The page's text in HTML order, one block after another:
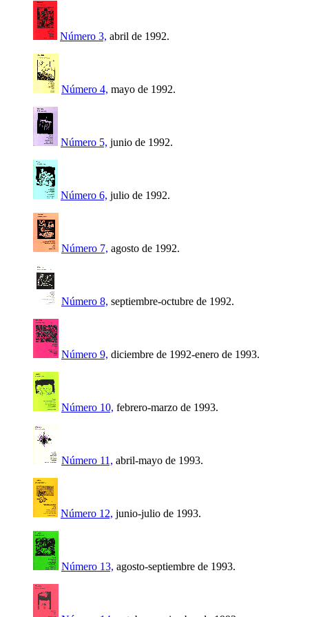
Número 3, abril de 1992.
Número 4, mayo de 1992.
Número 5, junio de 1992.
Número 6, julio de 1992.
Número 7, agosto de 1992.
Número 8, septiembre-octubre de 1992.
Número 9, diciembre de 1992-enero de 1993.
Número 10, febrero-marzo de 1993.
Número 11, abril-mayo de 1993.
Número 12, junio-julio de 1993.
Número 13, agosto-septiembre de 1993.